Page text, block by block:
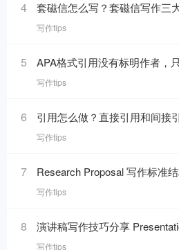
4 套磁信怎么写？套磁信写作三
写作tips
5 APA格式引用没有标明作者，只有组织和最新更新时
写作tips
6 引用怎么做？直接引用和间接
写作tips
7 Research Proposal 写作标准
写作tips
8 演讲稿写作技巧分享 Presentation
写作tips